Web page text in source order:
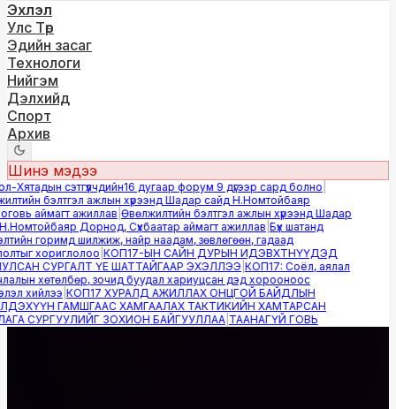
Эхлэл
Улс Төр
Эдийн засаг
Технологи
Нийгэм
Дэлхийд
Спорт
Архив
Шинэ мэдээ
сэтгүүлчдийн16 дугаар форум 9 дүгээр сард болно|
бэлтгэл ажлын хүрээнд Шадар сайд Н.Номтойбаяр
аймагт ажиллав|Өвөлжилтийн бэлтгэл ажлын хүрээнд Шадар
Дорнод, Сүхбаатар аймагт ажиллав|Бүх шатанд
горимд шилжиж, найр наадам, зөвлөгөөн, гадаад
хориглолоо|КОП17-ЫН САЙН ДУРЫН ИДЭВХТНҮҮДЭД
СУРГАЛТ ҮЕ ШАТТАЙГААР ЭХЭЛЛЭЭ|КОП17: Соёл, аялал
хөтөлбөр, зочид буудал хариуцсан дэд хорооноос
хийлээ|КОП17 ХУРАЛД АЖИЛЛАХ ОНЦГОЙ БАЙДЛЫН
ГАМШГААС ХАМГААЛАХ ТАКТИКИЙН ХАМТАРСАН
СУРГУУЛИЙГ ЗОХИОН БАЙГУУЛЛАА|ТААНАГҮЙ ГОВЬ